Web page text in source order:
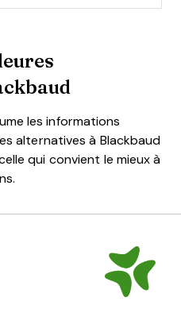
les informations
alternatives à Blackbaud
qui convient le mieux à